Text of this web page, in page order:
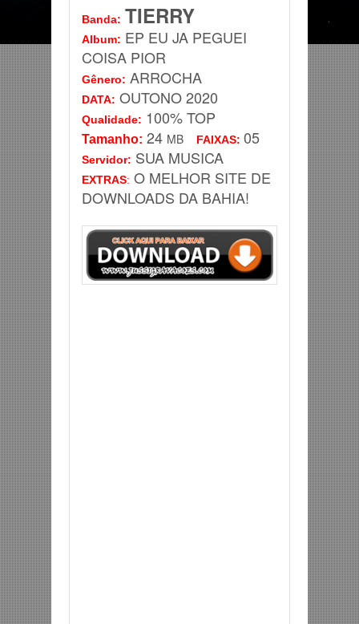
Banda: TIERRY
Album: EP EU JA PEGUEI
COISA PIOR
Gênero: ARROCHA
DATA: OUTONO2020
Qualidade: 100% TOP
Tamanho: 24 MB FAIXAS: 05
Servidor: SUA MUSICA
EXTRAS: O MELHOR SITE DE
DOWNLOADS DA BAHIA!